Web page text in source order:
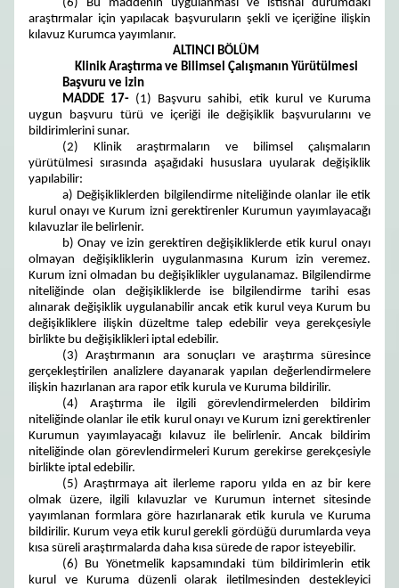
(6) Bu maddenin uygulanması ve istisnai durumdaki
araştırmalar için yapılacak başvuruların şekli ve içeriğine ilişkin
kılavuz Kurumca yayımlanır.
ALTINCI BÖLÜM
Klinik Araştırma ve Bilimsel Çalışmanın Yürütülmesi
Başvuru ve izin
MADDE 17-(1) Başvuru sahibi, etik kurul ve Kuruma
uygun başvuru türü ve içeriği ile değişiklik başvurularını ve
bildirimlerini sunar.
(2) Klinik araştırmaların ve bilimsel çalışmaların
yürütülmesi sırasında aşağıdaki hususlara uyularak değişiklik
yapılabilir:
a) Değişikliklerden bilgilendirme niteliğinde olanlar ile etik
kurul onayı ve Kurum izni gerektirenler Kurumun yayımlayacağı
kılavuzlar ile belirlenir.
b) Onay ve izin gerektiren değişikliklerde etik kurul onayı
olmayan değişikliklerin uygulanmasına Kurum izin veremez.
Kurum izni olmadan bu değişiklikler uygulanamaz. Bilgilendirme
niteliğinde olan değişikliklerde ise bilgilendirme tarihi esas
alınarak değişiklik uygulanabilir ancak etik kurul veya Kurum bu
değişikliklere ilişkin düzeltme talep edebilir veya gerekçesiyle
birlikte bu değişiklikleri iptal edebilir.
(3) Araştırmanın ara sonuçları ve araştırma süresince
gerçekleştirilen analizlere dayanarak yapılan değerlendirmelere
ilişkin hazırlanan ara rapor etik kurula ve Kuruma bildirilir.
(4) Araştırma ile ilgili görevlendirmelerden bildirim
niteliğinde olanlar ile etik kurul onayı ve Kurum izni gerektirenler
Kurumun yayımlayacağı kılavuz ile belirlenir. Ancak bildirim
niteliğinde olan görevlendirmeleri Kurum gerekirse gerekçesiyle
birlikte iptal edebilir.
(5) Araştırmaya ait ilerleme raporu yılda en az bir kere
olmak üzere, ilgili kılavuzlar ve Kurumun internet sitesinde
yayımlanan formlara göre hazırlanarak etik kurula ve Kuruma
bildirilir. Kurum veya etik kurul gerekli gördüğü durumlarda veya
kısa süreli araştırmalarda daha kısa sürede de rapor isteyebilir.
(6) Bu Yönetmelik kapsamındaki tüm bildirimlerin etik
kurul ve Kuruma düzenli olarak iletilmesinden destekleyici